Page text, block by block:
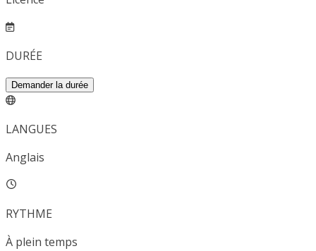
DURÉE
Demander la durée
LANGUES
Anglais
RYTHME
À plein temps